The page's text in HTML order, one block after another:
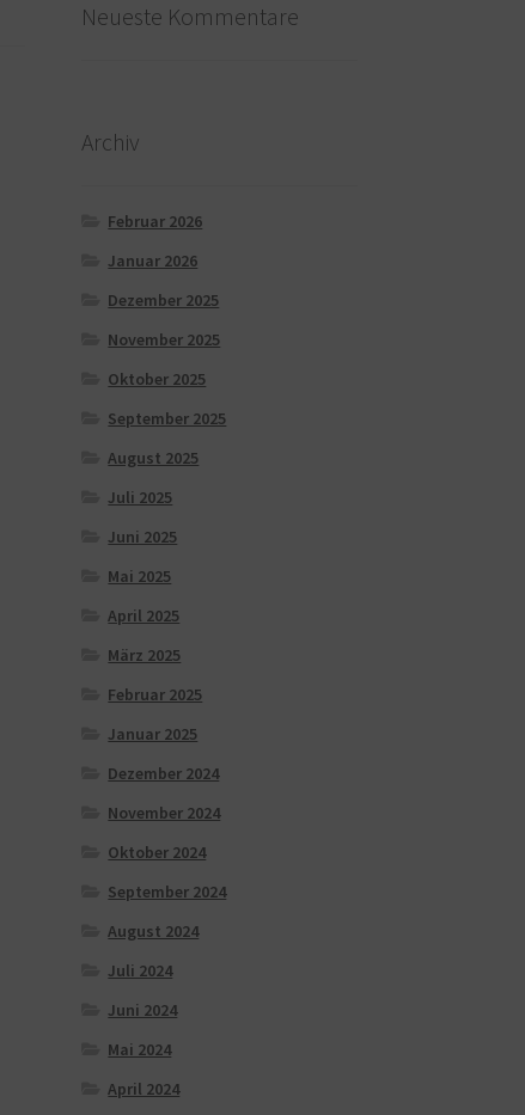
Neueste Kommentare
Archiv
Februar 2026
Januar 2026
Dezember 2025
November 2025
Oktober 2025
September 2025
August 2025
Juli 2025
Juni 2025
Mai 2025
April 2025
März 2025
Februar 2025
Januar 2025
Dezember 2024
November 2024
Oktober 2024
September 2024
August 2024
Juli 2024
Juni 2024
Mai 2024
April 2024